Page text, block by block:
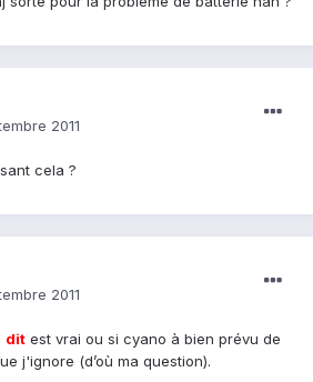
2011
cela ?
2011
dit est vrai ou si cyano à bien prévu de
j'ignore (d’où ma question).